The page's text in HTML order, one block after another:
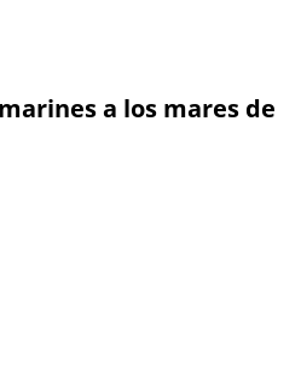
a los mares de